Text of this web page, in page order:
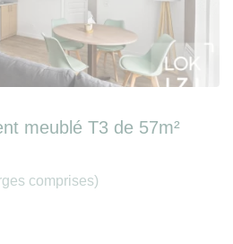
meublé T3 de 57m²
comprises)